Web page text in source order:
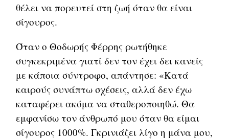
θέλει να πορευτεί στη ζωή όταν θα είναι
σίγουρος.
Όταν ο Θοδωρής Φέρρης ρωτήθηκε
συγκεκριμένα γιατί δεν τον έχει δει κανείς
με κάποια σύντροφο, απάντησε: «Κατά
καιρούς συνάπτω σχέσεις, αλλά δεν έχω
καταφέρει ακόμα να σταθεροποιηθώ. Θα
εμφανίσω τον άνθρωπό μου όταν θα είμαι
σίγουρος 1000%. Γκρινιάζει λίγο η μάνα μου,